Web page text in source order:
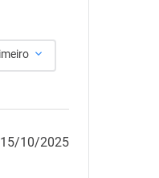
15/10/2025